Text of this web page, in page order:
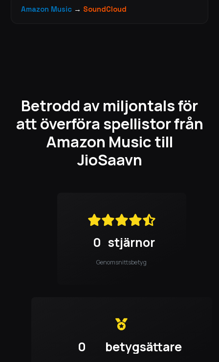
Amazon Music → SoundCloud
Betrodd av miljontals för
att överföra spellistor från
Amazon Music till
JioSaavn
0 stjärnor
Genomsnittsbetyg
0 betygsättare